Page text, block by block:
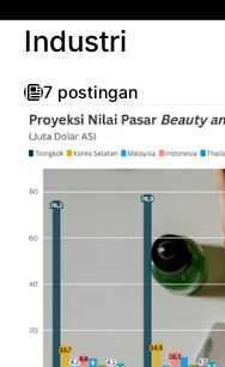
Industri
7 postingan